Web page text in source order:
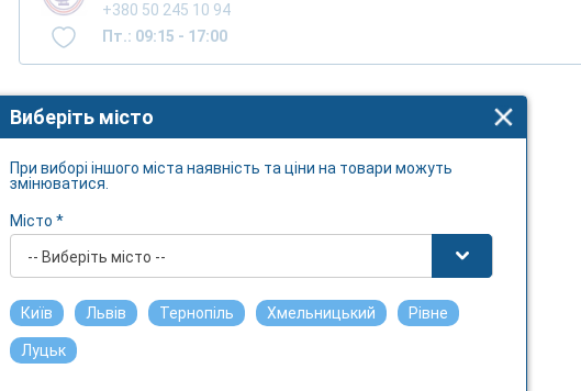
+380 50 245 10 94
Пт.: 09:15 - 17:00
Виберіть місто
При виборі іншого міста наявність та ціни на товари можуть
змінюватися.
Місто *
-- Виберіть місто --
Київ Львів Тернопіль Хмельницький Рівне
Луцьк